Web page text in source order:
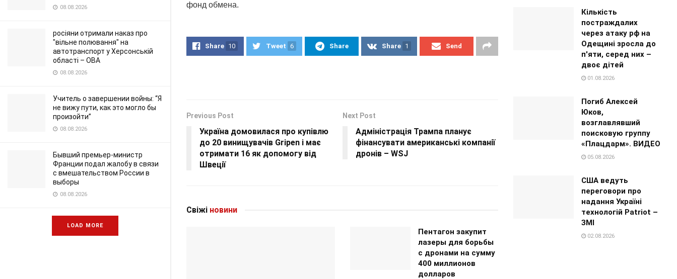
08.08.2026
росіяни отримали наказ про
"вільне полювання" на
автотранспорт у Херсонській
області – ОВА
08.08.2026
Учитель о завершении войны: “Я
не вижу пути, как это могло бы
произойти”
08.08.2026
Бывший премьер-министр
Франции подал жалобу в связи
с вмешательством России в
выборы
08.08.2026
LOAD MORE
фонд обмена.
Share 10 Tweet 6 Share Share 1 Send
Previous Post
Україна домовилася про купівлю
до 20 винищувачів Gripen і має
отримати 16 як допомогу від
Швеції
Next Post
Адміністрація Трампа планує
фінансувати американські компанії
дронів – WSJ
Свіжі новини
Пентагон закупит
лазеры для борьбы
с дронами на сумму
400 миллионов
долларов
Кількість
постраждалих
через атаку рф на
Одещині зросла до
п'яти, серед них –
двоє дітей
01.08.2026
Погиб Алексей
Юков,
возглавлявший
поисковую группу
«Плацдарм». ВИДЕО
05.08.2026
США ведуть
переговори про
надання Україні
технологій Patriot –
ЗМІ
02.08.2026